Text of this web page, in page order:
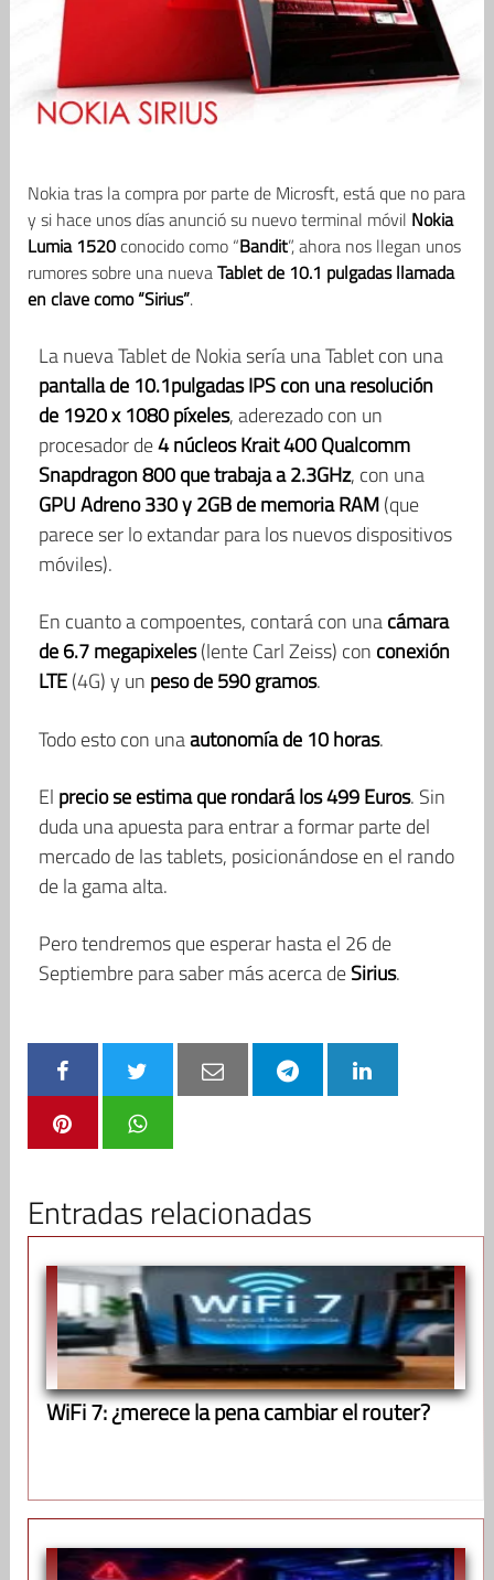
Nokia tras la compra por parte de Microsft, está que no para
y si hace unos días anunció su nuevo terminal móvil Nokia
Lumia 1520conocido como “Bandit”, ahora nos llegan unos
rumores sobre una nuevaTablet de 10.1 pulgadas llamada
en clave como “Sirius”.
La nueva Tablet de Nokia sería una Tablet con una
pantalla de 10.1pulgadas IPS con una resolución
de 1920 x 1080 píxeles, aderezado con un
procesador de4 núcleos Krait 400 Qualcomm
Snapdragon 800 que trabaja a 2.3GHz, con una
GPU Adreno 330 y 2GB de memoria RAM(que
parece ser lo extandar para los nuevos dispositivos
móviles).
En cuanto a compoentes, contará con unacámara
de 6.7 megapixeles(lente Carl Zeiss) con conexión
LTE(4G) y un peso de 590 gramos.
Todo esto con unaautonomía de 10 horas.
El precio se estima que rondará los 499 Euros. Sin
duda una apuesta para entrar a formar parte del
mercado de las tablets, posicionándose en el rando
de la gama alta.
Pero tendremos que esperar hasta el 26 de
Septiembre para saber más acerca deSirius.
Entradas relacionadas
WiFi 7: ¿merece la pena cambiar el router?